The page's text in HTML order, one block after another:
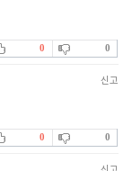
0 0
신고
0 0